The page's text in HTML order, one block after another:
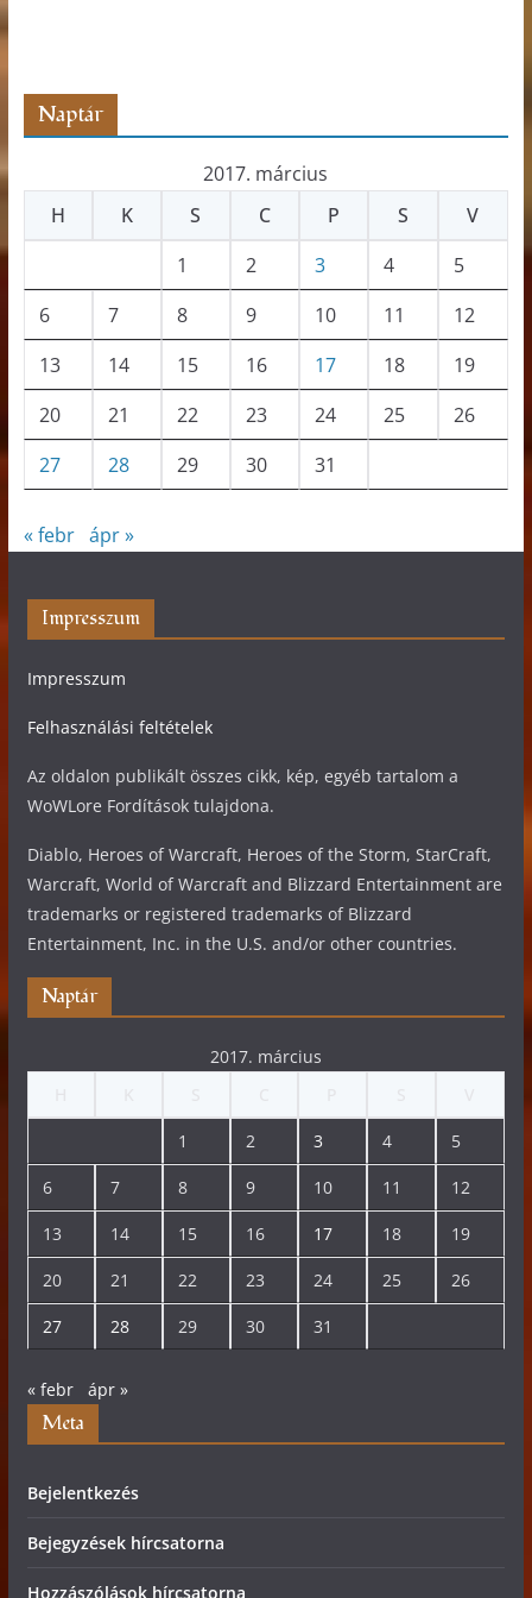
Naptár
2017. március
H
K S C P S
V
1
2 3 4
5
6
7 8 9 10 11
12
13
14 15 16 17 18
19
20
21 22 23 24 25
26
27
28 29 30 31
« febr ápr »
Impresszum
Impresszum
Felhasználási feltételek
Az oldalon publikált összes cikk, kép, egyéb tartalom a
WoWLore Fordítások tulajdona.
Diablo, Heroes of Warcraft, Heroes of the Storm, StarCraft,
Warcraft, World of Warcraft and Blizzard Entertainment are
trademarks or registered trademarks of Blizzard
Entertainment, Inc. in the U.S. and/or other countries.
Naptár
2017. március
1 2 3 4 5
6 7 8 9 10 11 12
13 14 15 16 17 18 19
20 21 22 23 24 25 26
27 28 29 30 31
« febr ápr »
Meta
Bejelentkezés
Bejegyzések hírcsatorna
Hozzászólások hírcsatorna